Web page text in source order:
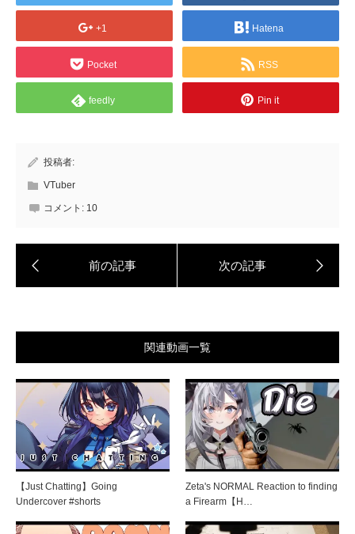
+1 Hatena
Pocket RSS
feedly Pin it
投稿者:
VTuber
コメント: 10
関連動画一覧
【Just Chatting】Going
Undercover #shorts
Zeta's NORMAL Reaction to finding
a Firearm【H…